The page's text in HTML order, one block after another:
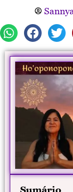
Sumário